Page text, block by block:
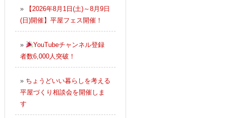
»
【2026年8月1日(土)～8月9日
(日)開催】平屋フェス開催！
»
YouTubeチャンネル登録
者数6,000人突破！
» ちょうどいい暮らしを考える
平屋づくり相談会を開催しま
す